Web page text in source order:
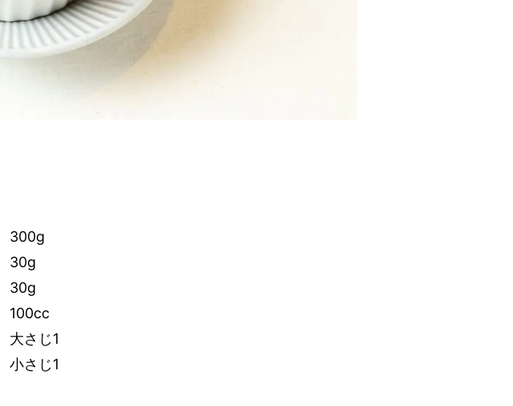
300g
30g
30g
100cc
大さじ1
小さじ1